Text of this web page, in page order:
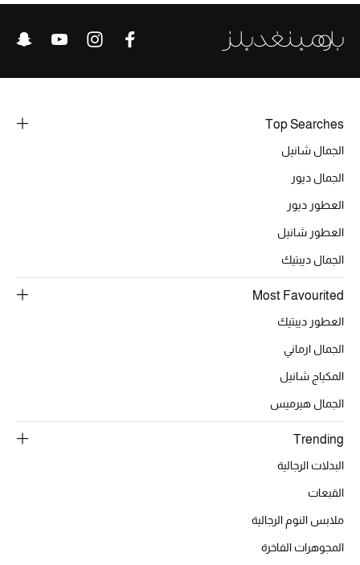
الموسم الجديد
الحقائب النسائية
حقائب رجالية
أبرز المصممين
أبرز الحقائب
تشكيلة الأحذية
Top Searches
الجمال شانيل
الجمال ديور
العطور ديور
العطور شانيل
الجمال ديبتيك
Most Favourited
العطور ديبتيك
الجمال ارماني
المكياج شانيل
الجمال هيرميس
Trending
البدلات الرجالية
القبعات
ملابس النوم الرجالية
المجوهرات الفاخرة